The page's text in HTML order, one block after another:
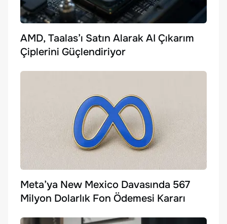
AMD, Taalas’ı Satın Alarak AI Çıkarım
Çiplerini Güçlendiriyor
Meta’ya New Mexico Davasında 567
Milyon Dolarlık Fon Ödemesi Kararı